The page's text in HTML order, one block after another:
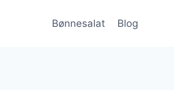
Bønnesalat Blog